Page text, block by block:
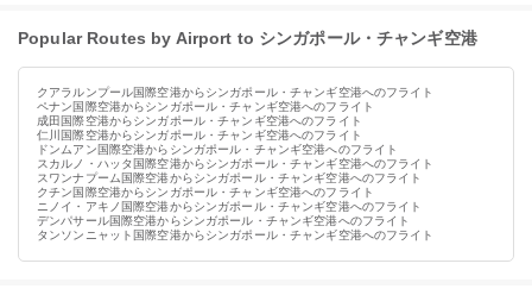
Popular Routes by Airport to シンガポール・チャンギ空港
クアラルンプール国際空港からシンガポール・チャンギ空港へのフライト
ペナン国際空港からシンガポール・チャンギ空港へのフライト
成田国際空港からシンガポール・チャンギ空港へのフライト
仁川国際空港からシンガポール・チャンギ空港へのフライト
ドンムアン国際空港からシンガポール・チャンギ空港へのフライト
スカルノ・ハッタ国際空港からシンガポール・チャンギ空港へのフライト
スワンナプーム国際空港からシンガポール・チャンギ空港へのフライト
クチン国際空港からシンガポール・チャンギ空港へのフライト
ニノイ・アキノ国際空港からシンガポール・チャンギ空港へのフライト
デンパサール国際空港からシンガポール・チャンギ空港へのフライト
タンソンニャット国際空港からシンガポール・チャンギ空港へのフライト